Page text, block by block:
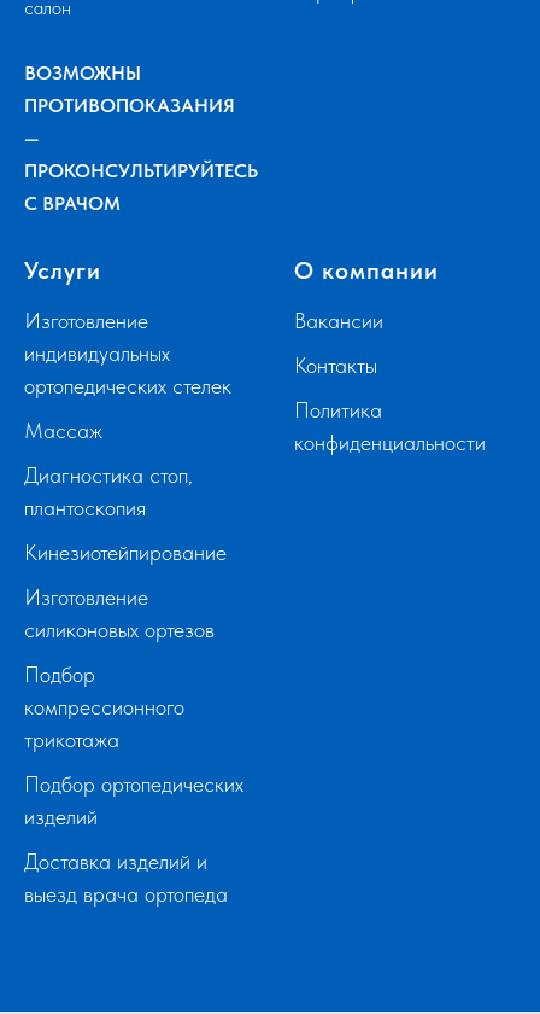
салон
ВОЗМОЖНЫ
ПРОТИВОПОКАЗАНИЯ
—
ПРОКОНСУЛЬТИРУЙТЕСЬ
С ВРАЧОМ
Услуги
Изготовление
индивидуальных
ортопедических стелек
Массаж
Диагностика стоп,
плантоскопия
Кинезиотейпирование
Изготовление
силиконовых ортезов
Подбор
компрессионного
трикотажа
Подбор ортопедических
изделий
Доставка изделий и
выезд врача ортопеда
О компании
Вакансии
Контакты
Политика
конфиденциальности